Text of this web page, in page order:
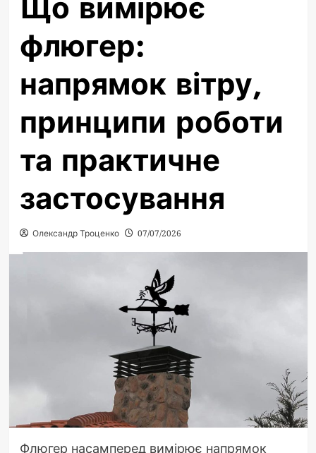
флюгер:
напрямок вітру,
принципи роботи
та практичне
застосування
Олександр Троценко 07/07/2026
Флюгер насамперед вимірює напрямок